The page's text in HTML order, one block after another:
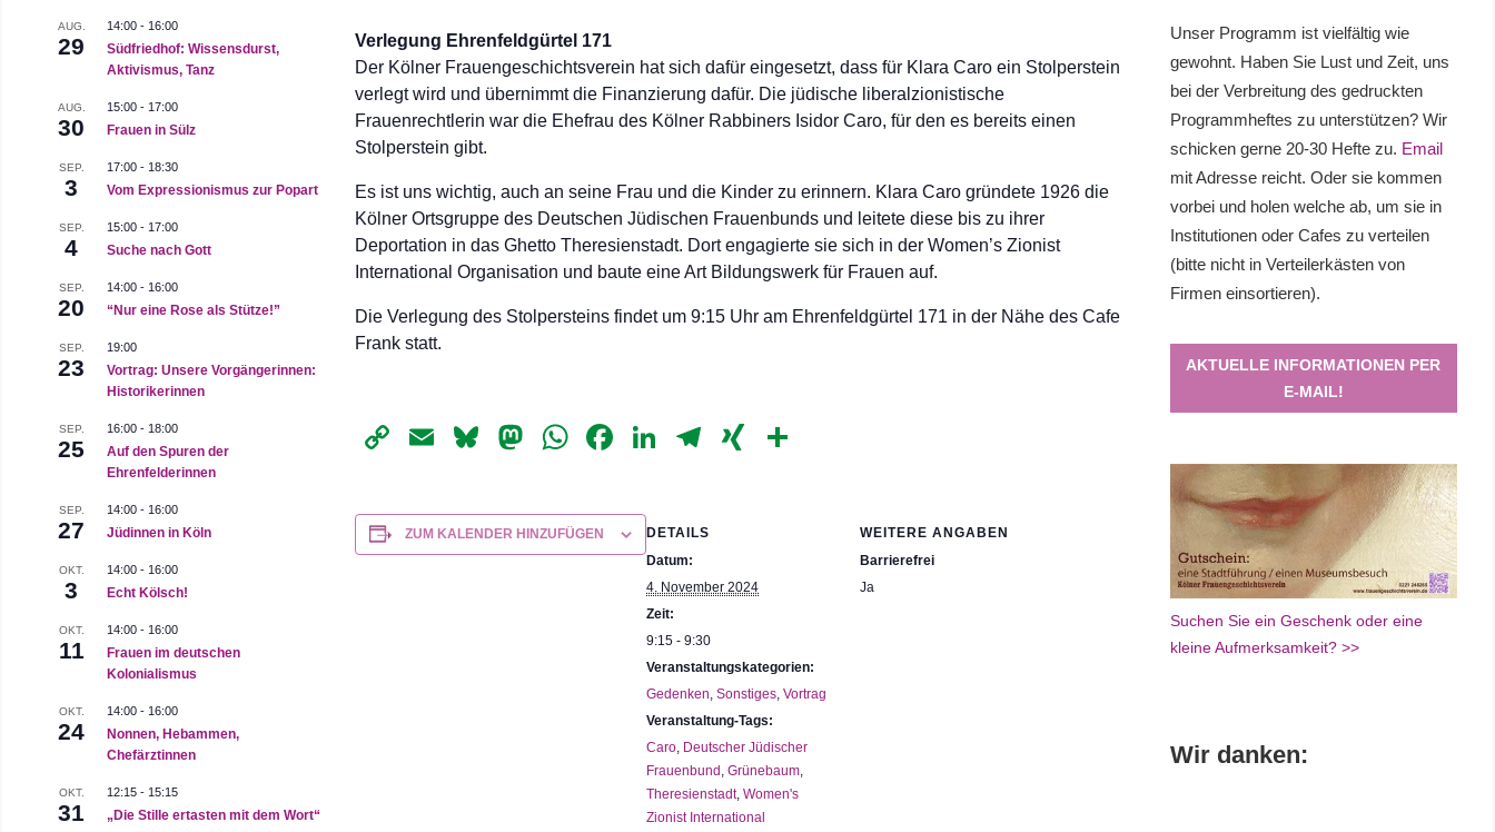
Verlegung Ehrenfeldgürtel 171
Der Kölner Frauengeschichtsverein hat sich dafür eingesetzt, dass für Klara Caro ein Stolperstein
verlegt wird und übernimmt die Finanzierung dafür. Die jüdische liberalzionistische
Frauenrechtlerin war die Ehefrau des Kölner Rabbiners Isidor Caro, für den es bereits einen
Stolperstein gibt.
Es ist uns wichtig, auch an seine Frau und die Kinder zu erinnern. Klara Caro gründete 1926 die
Kölner Ortsgruppe des Deutschen Jüdischen Frauenbunds und leitete diese bis zu ihrer
Deportation in das Ghetto Theresienstadt. Dort engagierte sie sich in der Women’s Zionist
International Organisation und baute eine Art Bildungswerk für Frauen auf.
Die Verlegung des Stolpersteins findet um 9:15 Uhr am Ehrenfeldgürtel 171 in der Nähe des Cafe
Frank statt.
CopyEmailBluesky
Mastodon
WhatsApp
Facebook
LinkedIn
Telegram
XING
ZUM KALENDER HINZUFÜGEN
DETAILS
Datum:
4. November 2024
Zeit:
9:15 - 9:30
Veranstaltungskategorien:
Gedenken,Sonstiges,Vortrag
Veranstaltung-Tags:
Caro, Deutscher Jüdischer
Frauenbund ,Grünebaum,
Theresienstadt,Women's
Zionist International
WEITERE ANGABEN
Barrierefrei
Ja
AUG.
29
14:00 - 16:00
Südfriedhof: Wissensdurst,
Aktivismus, Tanz
AUG.
30
15:00 - 17:00
Frauen in Sülz
SEP.
3
17:00 - 18:30
Vom Expressionismus zur Popart
SEP.
4
15:00 - 17:00
Suche nach Gott
SEP.
20
14:00 - 16:00
“Nur eine Rose als Stütze!”
SEP.
23
19:00
Vortrag: Unsere Vorgängerinnen:
Historikerinnen
SEP.
25
16:00 - 18:00
Auf den Spuren der
Ehrenfelderinnen
SEP.
27
14:00 - 16:00
Jüdinnen in Köln
OKT.
3
14:00 - 16:00
Echt Kölsch!
OKT.
11
14:00 - 16:00
Frauen im deutschen
Kolonialismus
OKT.
24
14:00 - 16:00
Nonnen, Hebammen,
Chefärztinnen
OKT.
31
12:15 - 15:15
„Die Stille ertasten mit dem Wort“
Unser Programm ist vielfältig wie
gewohnt. Haben Sie Lust und Zeit, uns
bei der Verbreitung des gedruckten
Programmheftes zu unterstützen? Wir
schicken gerne 20-30 Hefte zu. Email
mit Adresse reicht. Oder sie kommen
vorbei und holen welche ab, um sie in
Institutionen oder Cafes zu verteilen
(bitte nicht in Verteilerkästen von
Firmen einsortieren).
AKTUELLE INFORMATIONEN PER
E-MAIL!
Suchen Sie ein Geschenk oder eine
kleine Aufmerksamkeit? >>
Wir danken: